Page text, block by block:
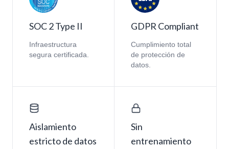
SOC 2 Type II
Infraestructura
segura certificada.
GDPR Compliant
Cumplimiento total
de protección de
datos.
Aislamiento
estricto de datos
Sin
entrenamiento